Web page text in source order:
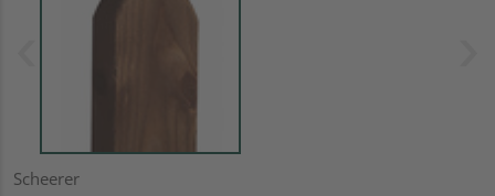
Scheerer